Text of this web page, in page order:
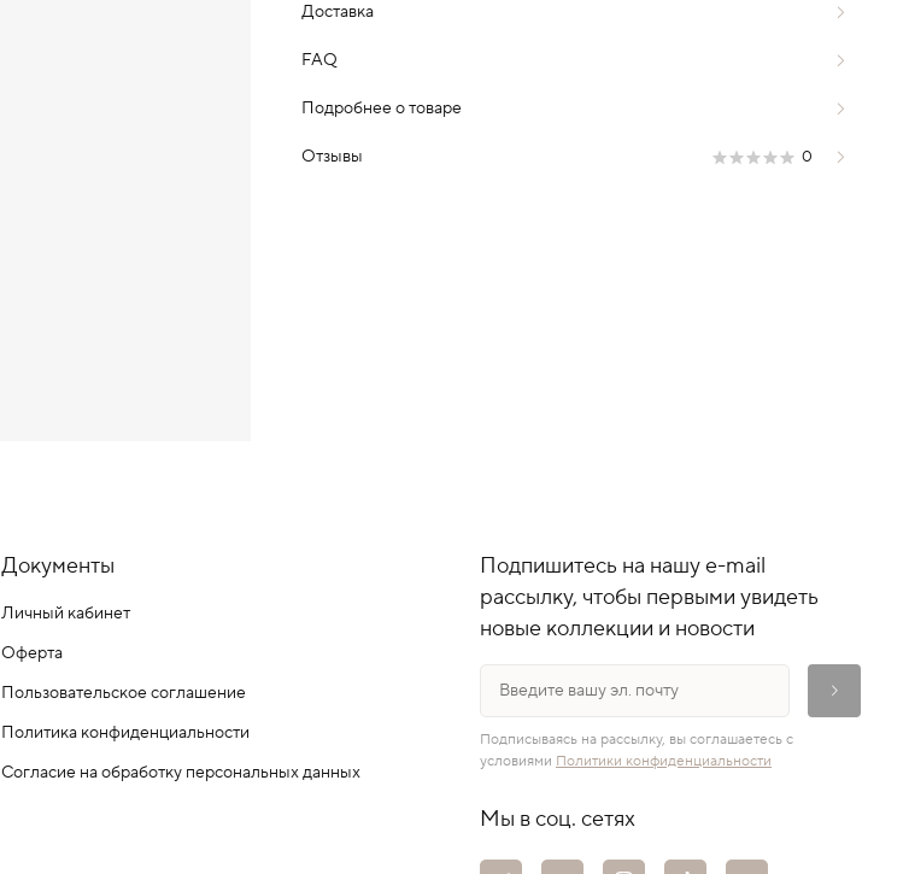
Доставка
FAQ
Подробнее о товаре
Отзывы 0
Документы
Личный кабинет
Оферта
Пользовательское соглашение
Политика конфиденциальности
Согласие на обработку персональных данных
Подпишитесь на нашу e-mail
рассылку, чтобы первыми увидеть
новые коллекции и новости
Подписываясь на рассылку, вы соглашаетесь с
условиями Политики конфиденциальности
Мы в соц. сетях